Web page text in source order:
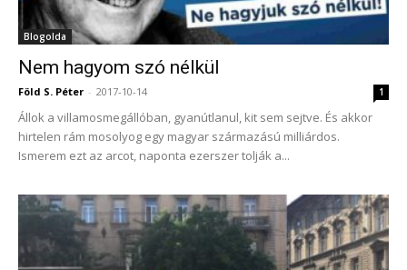
Blogolda
Nem hagyom szó nélkül
Föld S. Péter - 2017-10-14 1
Állok a villamosmegállóban, gyanútlanul, kit sem sejtve. És akkor
hirtelen rám mosolyog egy magyar származású milliárdos.
Ismerem ezt az arcot, naponta ezerszer tolják a...